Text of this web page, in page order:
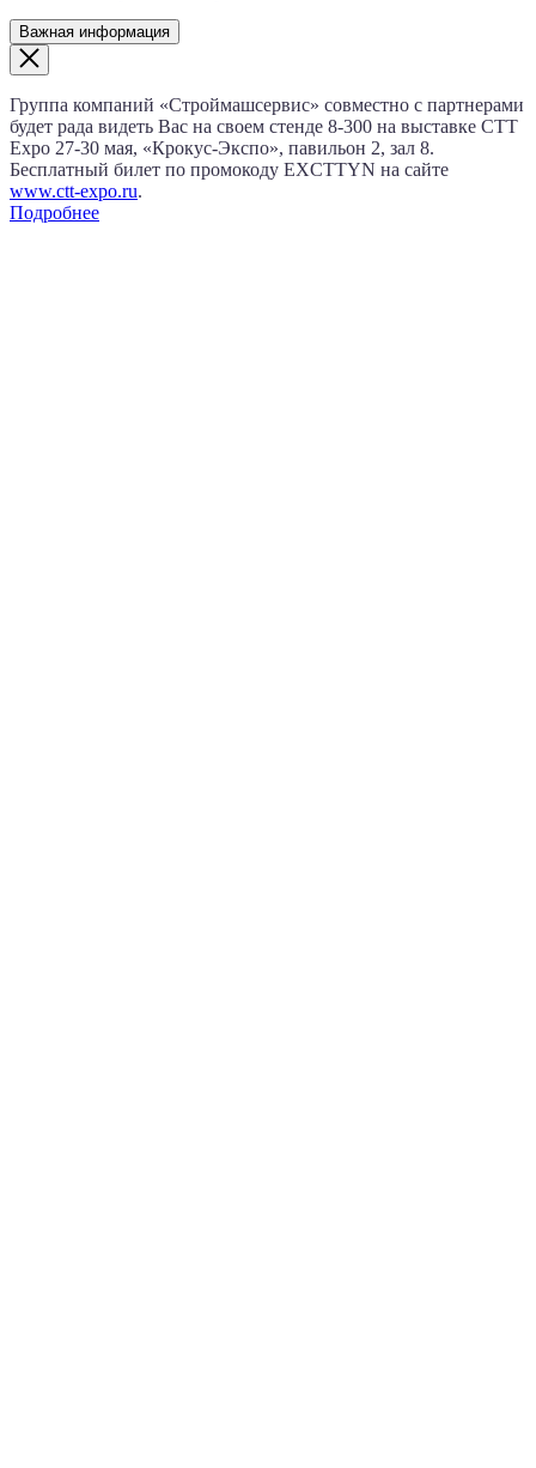
Важная информация
Группа компаний «Строймашсервис» совместно с партнерами
будет рада видеть Вас на своем стенде 8‑300 на выставке CTT
Expo 27‑30 мая, «Крокус‑Экспо», павильон 2, зал 8.
Бесплатный билет по промокоду EXCTTYN на сайте
www.сtt-expo.ru.
Подробнее